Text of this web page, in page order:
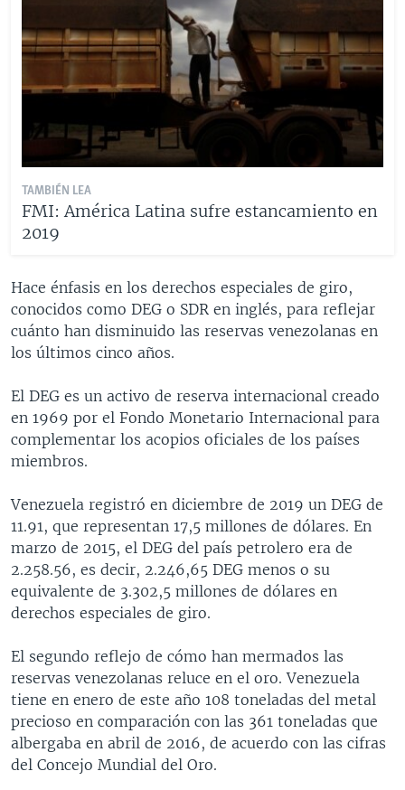
TAMBIÉN LEA
FMI: América Latina sufre estancamiento en
2019
Hace énfasis en los derechos especiales de giro,
conocidos como DEG o SDR en inglés, para reflejar
cuánto han disminuido las reservas venezolanas en
los últimos cinco años.
El DEG es un activo de reserva internacional creado
en 1969 por el Fondo Monetario Internacional para
complementar los acopios oficiales de los países
miembros.
Venezuela registró en diciembre de 2019 un DEG de
11.91, que representan 17,5 millones de dólares. En
marzo de 2015, el DEG del país petrolero era de
2.258.56, es decir, 2.246,65 DEG menos o su
equivalente de 3.302,5 millones de dólares en
derechos especiales de giro.
El segundo reflejo de cómo han mermados las
reservas venezolanas reluce en el oro. Venezuela
tiene en enero de este año 108 toneladas del metal
precioso en comparación con las 361 toneladas que
albergaba en abril de 2016, de acuerdo con las cifras
del Concejo Mundial del Oro.